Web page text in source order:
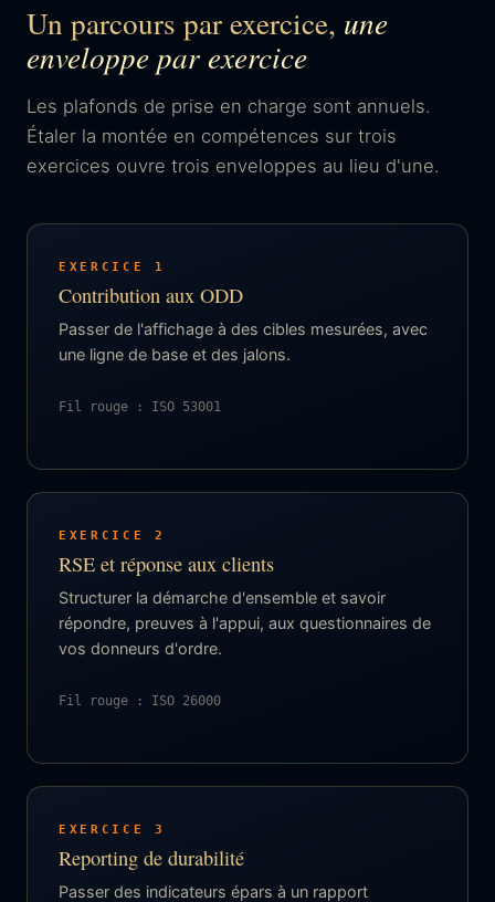
Un parcours par exercice, une
enveloppe par exercice
Les plafonds de prise en charge sont annuels.
Étaler la montée en compétences sur trois
exercices ouvre trois enveloppes au lieu d'une.
EXERCICE 1
Contribution aux ODD
Passer de l'affichage à des cibles mesurées, avec
une ligne de base et des jalons.
Fil rouge : ISO 53001
EXERCICE 2
RSE et réponse aux clients
Structurer la démarche d'ensemble et savoir
répondre, preuves à l'appui, aux questionnaires de
vos donneurs d'ordre.
Fil rouge : ISO 26000
EXERCICE 3
Reporting de durabilité
Passer des indicateurs épars à un rapport